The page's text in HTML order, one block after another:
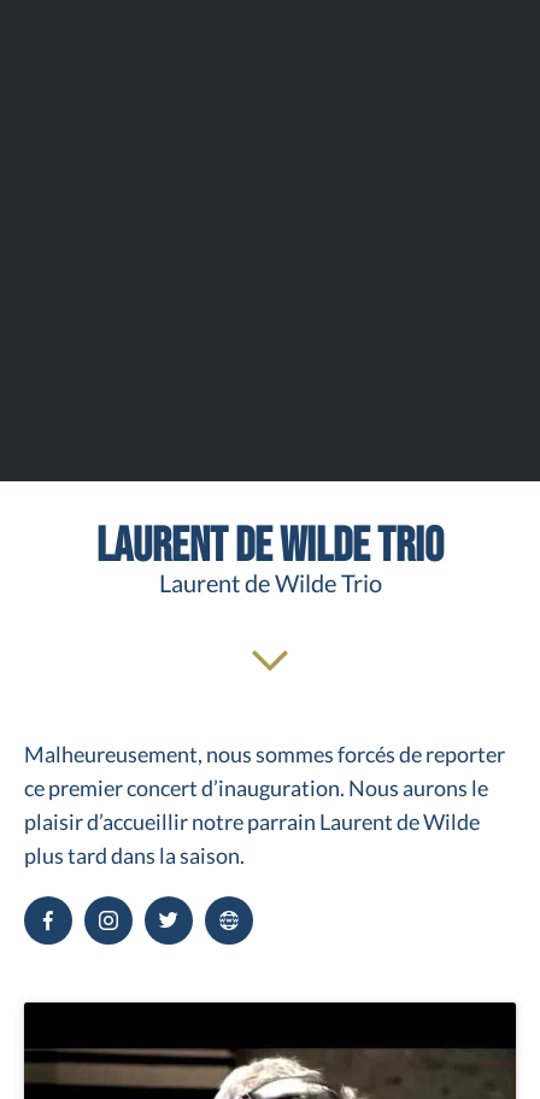
Laurent de Wilde Trio
Laurent de Wilde Trio
Malheureusement, nous sommes forcés de reporter
ce premier concert d’inauguration. Nous aurons le
plaisir d’accueillir notre parrain Laurent de Wilde
plus tard dans la saison.